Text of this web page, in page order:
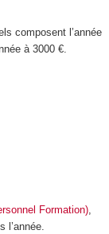
composent l’année
à 3000 €.
Formation),
l’année.